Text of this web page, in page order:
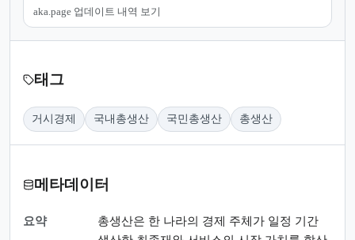
aka.page 업데이트 내역 보기
태그
거시경제 국내총생산 국민총생산 총생산
메타데이터
요약
총생산은 한 나라의 경제 주체가 일정 기간